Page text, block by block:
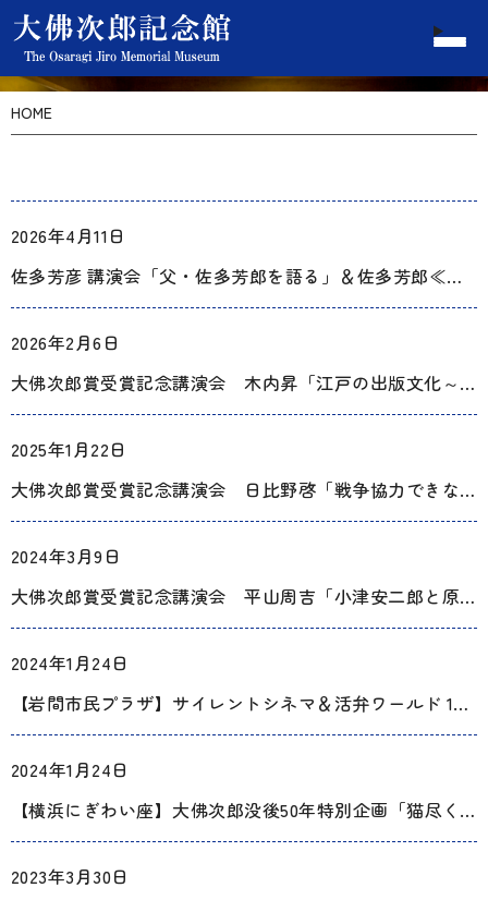
HOME
2026年4月11日
佐多芳彦 講演会「父・佐多芳郎を語る」＆佐多芳郎≪浮舟≫特別公開
2026年2月6日
大佛次郎賞受賞記念講演会 木内昇「江戸の出版文化～京伝、馬琴、牧之(ぼくし)と版元の人々～」
2025年1月22日
大佛次郎賞受賞記念講演会 日比野啓「戦争協力できなかった演劇人――曾我廼家五郎(そがのやごろう)と長谷川伸」
2024年3月9日
大佛次郎賞受賞記念講演会 平山周吉「小津安二郎と原節子の〝絆〟」
2024年1月24日
【岩間市民プラザ】サイレントシネマ＆活弁ワールド 14【大佛次郎没後50年記念連携事業】
2024年1月24日
【横浜にぎわい座】大佛次郎没後50年特別企画「猫尽くし再び 名作落語の夕べ」
2023年3月30日